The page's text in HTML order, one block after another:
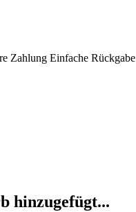
Zahlung Einfache Rückgabe
hinzugefügt...